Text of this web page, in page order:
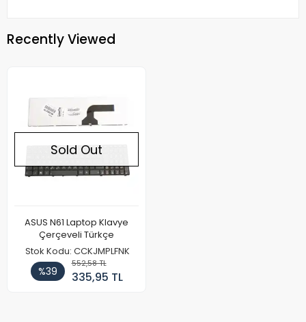
Recently Viewed
Sold Out
ASUS N61 Laptop Klavye
Çerçeveli Türkçe
Stok Kodu: CCKJMPLFNK
%39
552,58 TL
335,95 TL